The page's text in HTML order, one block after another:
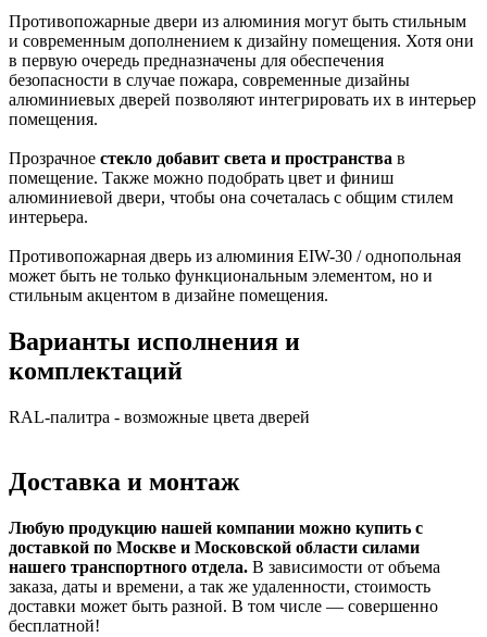
Противопожарные двери из алюминия могут быть стильным
и современным дополнением к дизайну помещения. Хотя они
в первую очередь предназначены для обеспечения
безопасности в случае пожара, современные дизайны
алюминиевых дверей позволяют интегрировать их в интерьер
помещения.
Прозрачное стекло добавит света и пространства в
помещение. Также можно подобрать цвет и финиш
алюминиевой двери, чтобы она сочеталась с общим стилем
интерьера.
Противопожарная дверь из алюминия EIW-30 / однопольная
может быть не только функциональным элементом, но и
стильным акцентом в дизайне помещения.
Варианты исполнения и
комплектаций
RAL-палитра - возможные цвета дверей
Доставка и монтаж
Любую продукцию нашей компании можно купить с
доставкой по Москве и Московской области силами
нашего транспортного отдела. В зависимости от объема
заказа, даты и времени, а так же удаленности, стоимость
доставки может быть разной. В том числе — совершенно
бесплатной!